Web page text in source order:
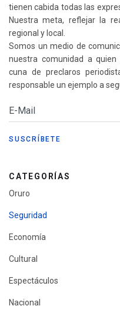
tienen cabida todas las
Nuestra meta, reflejar la
regional y local.
Somos un medio de
nuestra comunidad a quien
cuna de preclaros
responsable un ejemplo a
CATEGORÍAS
Oruro
Seguridad
Economía
Cultural
Espectáculos
Nacional